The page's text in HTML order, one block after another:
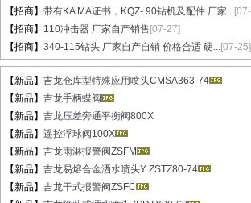
【招商】 带有KA MA证书，KQZ- 90钻机及配件 厂家...
【招商】 110冲击器 厂家自产销售 [07-27]
【招商】 340-115钻头 厂家自产自销 价格合适 硬...[07-25]
【新品】 吉龙仓库型特殊应用喷头CMSA363-74
【新品】 吉龙手柄蝶阀
【新品】 吉龙压差旁通平衡阀800X
【新品】 遥控浮球阀100X
【新品】 吉龙雨淋报警阀ZSFM
【新品】 吉龙易熔合金洒水喷头Y ZSTZ80-74
【新品】 吉龙干式报警阀ZSFC